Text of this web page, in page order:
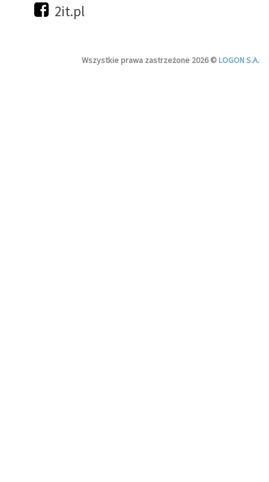
2it.pl
Wszystkie prawa zastrzeżone 2026 ©LOGON S.A.